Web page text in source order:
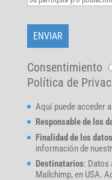
Consentimiento
Política de
Aquí puede acceder
Responsable de los
Finalidad de los datos
información de
Destinatarios: Datos
Mailchimp, en USA.